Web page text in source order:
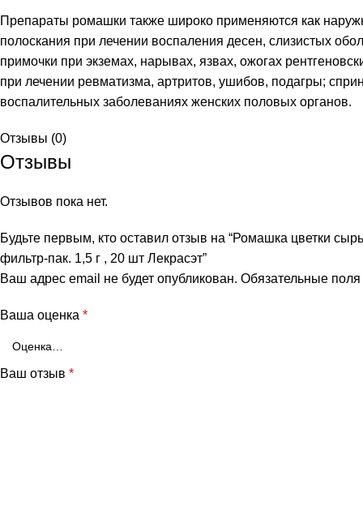
Препараты ромашки также широко применяются как
полоскания при лечении воспаления десен, слизистых
примочки при экземах, нарывах, язвах, ожогах
при лечении ревматизма, артритов, ушибов, подагры;
воспалительных заболеваниях женских половых органов.
Отзывы (0)
Отзывы
Отзывов пока нет.
Будьте первым, кто оставил отзыв на “Ромашка цветки
фильтр-пак. 1,5 г , 20 шт Лекрасэт”
Ваш адрес email не будет опубликован. Обязательные
Ваша оценка *
Ваш отзыв *